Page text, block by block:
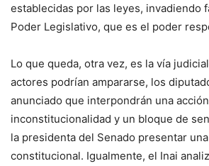
establecidas por las leyes, invadiendo
Poder Legislativo, que es el poder
Lo que queda, otra vez, es la vía
actores podrían ampararse, los
anunciado que interpondrán una
inconstitucionalidad y un bloque de
la presidenta del Senado presentar
constitucional. Igualmente, el Inai